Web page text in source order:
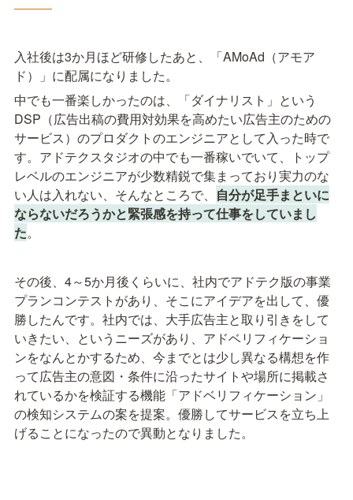
―――
入社後は3か月ほど研修したあと、「AMoAd（アモア
ド）」に配属になりました。
中でも一番楽しかったのは、「ダイナリスト」という
DSP（広告出稿の費用対効果を高めたい広告主のための
サービス）のプロダクトのエンジニアとして入った時で
す。アドテクスタジオの中でも一番稼いでいて、トップ
レベルのエンジニアが少数精鋭で集まっており実力のな
い人は入れない、そんなところで、 自分が足手まといに
ならないだろうかと緊張感を持って仕事をしていまし
た。
その後、4～5か月後くらいに、社内でアドテク版の事業
プランコンテストがあり、そこにアイデアを出して、優
勝したんです。社内では、大手広告主と取り引きをして
いきたい、というニーズがあり、アドベリフィケーショ
ンをなんとかするため、今までとは少し異なる構想を作
って広告主の意図・条件に沿ったサイトや場所に掲載さ
れているかを検証する機能「アドベリフィケーション」
の検知システムの案を提案。優勝してサービスを立ち上
げることになったので異動となりました。